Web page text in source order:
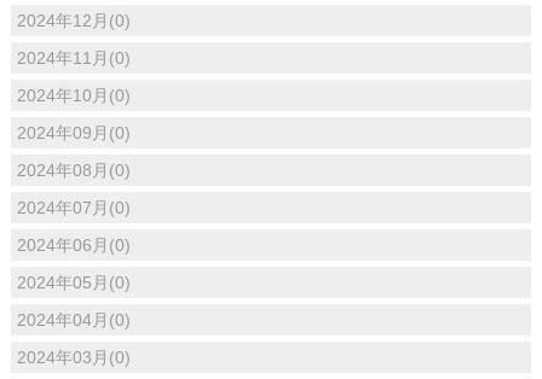
2024年12月(0)
2024年11月(0)
2024年10月(0)
2024年09月(0)
2024年08月(0)
2024年07月(0)
2024年06月(0)
2024年05月(0)
2024年04月(0)
2024年03月(0)